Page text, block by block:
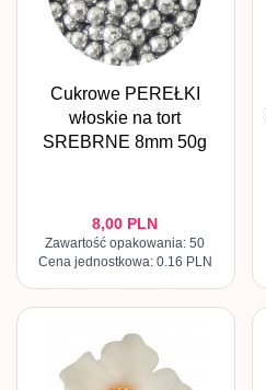
Cukrowe PEREŁKI
włoskie na tort
SREBRNE 8mm 50g
8,00 PLN
Zawartość opakowania: 50
Cena jednostkowa: 0.16 PLN